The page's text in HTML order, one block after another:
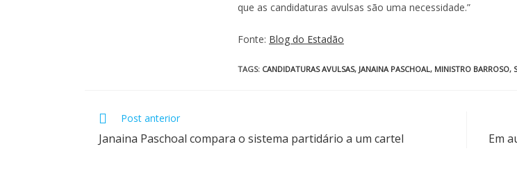
que as candidaturas avulsas são uma necessidade.”
Fonte: Blog do Estadão
TAGS: CANDIDATURAS AVULSAS, JANAINA PASCHOAL, MINISTRO BARROSO,
Post anterior
Janaina Paschoal compara o sistema partidário a um cartel
Em